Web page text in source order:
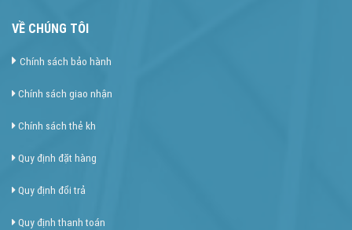
VỀ CHÚNG TÔI
Chính sách bảo hành
Chính sách giao nhận
Chính sách thẻ kh
Quy định đặt hàng
Quy định đổi trả
Quy định thanh toán